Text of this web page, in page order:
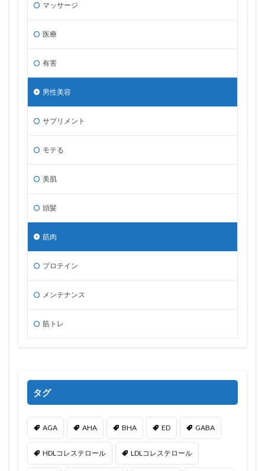
マッサージ
医療
有害
男性美容
サプリメント
モテる
美肌
頭髪
筋肉
プロテイン
メンテナンス
筋トレ
タグ
AGA AHA BHA ED GABA
HDLコレステロール LDLコレステロール